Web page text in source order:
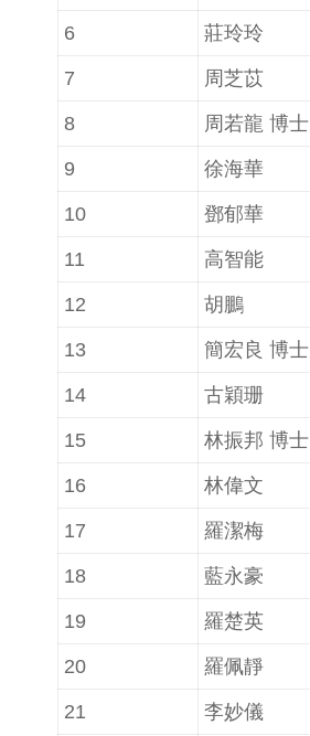
6 莊玲玲
7 周芝苡
8 周若龍 博士
9 徐海華
10 鄧郁華
11 高智能
12 胡鵬
13 簡宏良 博士
14 古穎珊
15 林振邦 博士
16 林偉文
17 羅潔梅
18 藍永豪
19 羅楚英
20 羅佩靜
21 李妙儀